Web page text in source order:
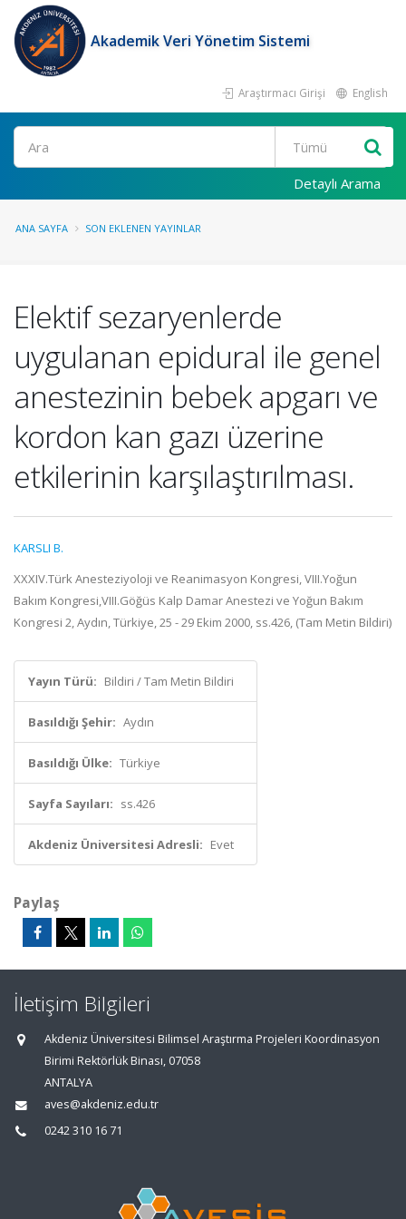
Akademik Veri Yönetim Sistemi
Araştırmacı Girişi English
Ara
Detaylı Arama
ANA SAYFA SON EKLENEN YAYINLAR
Elektif sezaryenlerde
uygulanan epidural ile genel
anestezinin bebek apgarı ve
kordon kan gazı üzerine
etkilerinin karşılaştırılması.
KARSLI B.
XXXIV.Türk Anesteziyoloji ve Reanimasyon Kongresi, VIII.Yoğun
Bakım Kongresi,VIII.Göğüs Kalp Damar Anestezi ve Yoğun Bakım
Kongresi 2, Aydın, Türkiye, 25 - 29 Ekim 2000, ss.426, (Tam Metin Bildiri)
Yayın Türü: Bildiri / Tam Metin Bildiri
Basıldığı Şehir: Aydın
Basıldığı Ülke: Türkiye
Sayfa Sayıları: ss.426
Akdeniz Üniversitesi Adresli: Evet
Paylaş
İletişim Bilgileri
Akdeniz Üniversitesi Bilimsel Araştırma Projeleri Koordinasyon
Birimi Rektörlük Binası, 07058
ANTALYA
aves@akdeniz.edu.tr
0242 310 16 71